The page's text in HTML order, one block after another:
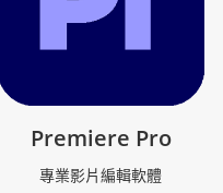
Premiere Pro
專業影片編輯軟體